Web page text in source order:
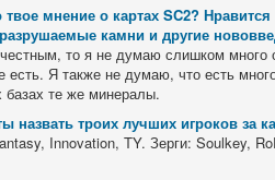
твое мнение о картах SC2?
камни и другие
то я не думаю слишком много
есть. Я также не думаю, что есть
базах те же минералы.
назвать троих лучших игроков за
Innovation, TY. Зерги: Soulkey,